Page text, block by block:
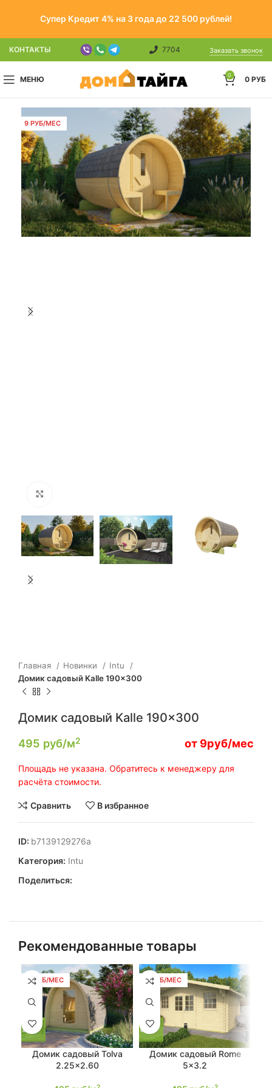
Супер Кредит 4% на 3 года до 22 500 рублей!
КОНТАКТЫ 7704 Заказать звонок
МЕНЮ 0 0 РУБ
9 РУБ/МЕС
Главная Новинки
Intu
Домик садовый Kalle 190×300
Домик садовый Kalle 190×300
495 руб/м2 от 9руб/мес
Площадь не указана. Обратитесь к менеджеру для
расчёта стоимости.
Сравнить В избранное
ID: b7139129276a
Категория: Intu
Поделиться:
Рекомендованные товары
9 РУБ/МЕС
Домик садовый Tolva
2.25×2.60
9 РУБ/МЕС
Домик садовый Rome
5×3.2